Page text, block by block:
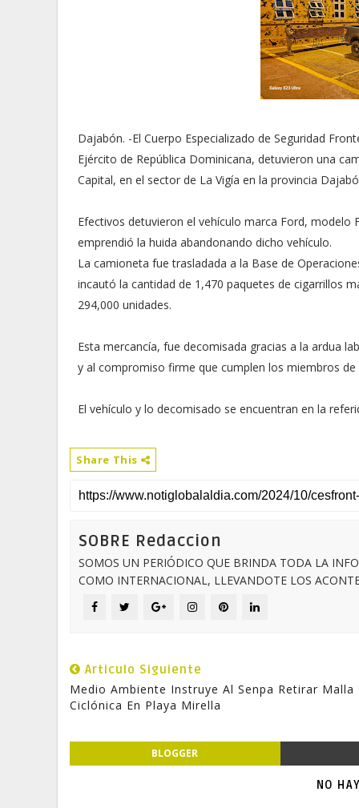
Dajabón. -El Cuerpo Especializado de Seguridad
Ejército de República Dominicana, detuvieron una
Capital, en el sector de La Vigía en la provincia
Efectivos detuvieron el vehículo marca Ford,
emprendió la huida abandonando dicho vehículo.
La camioneta fue trasladada a la Base de
incautó la cantidad de 1,470 paquetes de cigarrillos
294,000 unidades.
Esta mercancía, fue decomisada gracias a la ardua
y al compromiso firme que cumplen los miembros
El vehículo y lo decomisado se encuentran en la
Share This
SOBRE Redaccion
SOMOS UN PERIÓDICO QUE BRINDA TODA LA
COMO INTERNACIONAL, LLEVANDOTE LOS
Articulo Siguiente
Medio Ambiente Instruye Al Senpa Retirar Malla
Ciclónica En Playa Mirella
BLOGGER
NO